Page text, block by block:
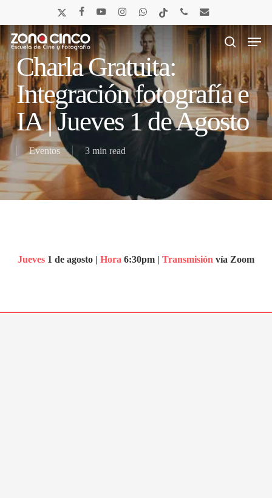
main
content
x-
twitter
facebookyoutubeinstagramwhatsapptiktok phone email
search
Menu
Charla Gratuita:
Integración fotografía e
IA | Jueves 1 de Agosto
Eventos 3 min read
Jueves1 de agosto | Hora 6:30pm | Transmisión vía Zoom